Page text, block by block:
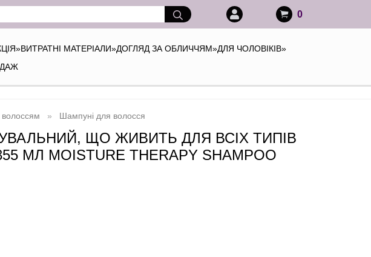
0
»ВИТРАТНІ МАТЕРІАЛИ»ДОГЛЯД ЗА ОБЛИЧЧЯМ»ДЛЯ ЧОЛОВІКІВ»
волоссям Шампуні для волосся
ЩО ЖИВИТЬ ДЛЯ ВСІХ ТИПІВ
МЛ MOISTURE THERAPY SHAMPOO